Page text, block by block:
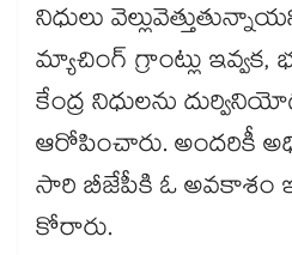
నిధులు
మ్యాచింగ్ గ్రాంట్లు
కేంద్ర నిధులను
ఆరోపించారు. అందరికీ
సారి బీజేపీకి ఓ అవకాశం
కోరారు.